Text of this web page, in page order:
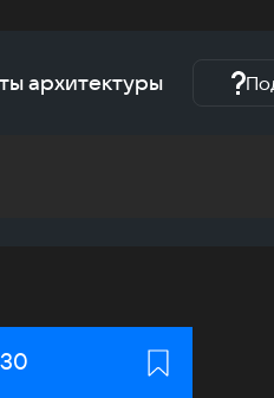
архитектуры